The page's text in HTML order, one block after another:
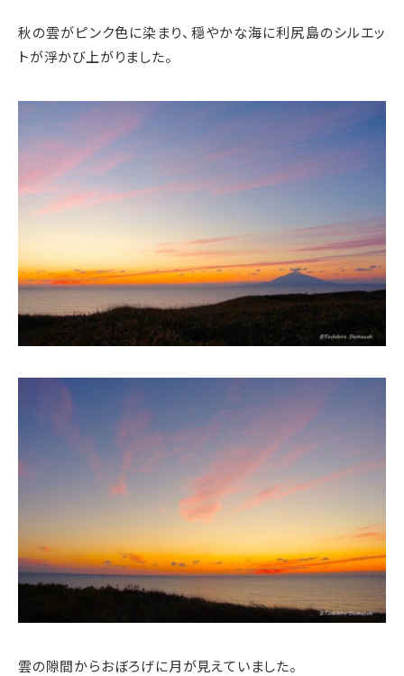
秋の雲がピンク色に染まり、穏やかな海に利尻島のシルエッ
トが浮かび上がりました。
雲の隙間からおぼろげに月が見えていました。